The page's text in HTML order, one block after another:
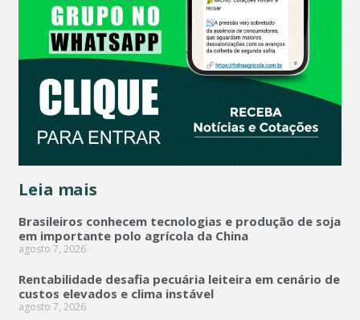
Leia mais
Brasileiros conhecem tecnologias e produção de soja
em importante polo agrícola da China
agosto 7, 2026
Rentabilidade desafia pecuária leiteira em cenário de
custos elevados e clima instável
agosto 7, 2026